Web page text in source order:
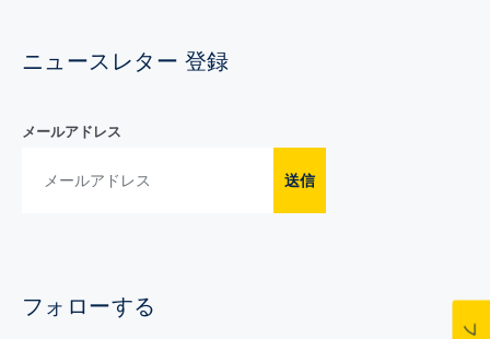
ニュースレター 登録
メールアドレス
送信
フォローする